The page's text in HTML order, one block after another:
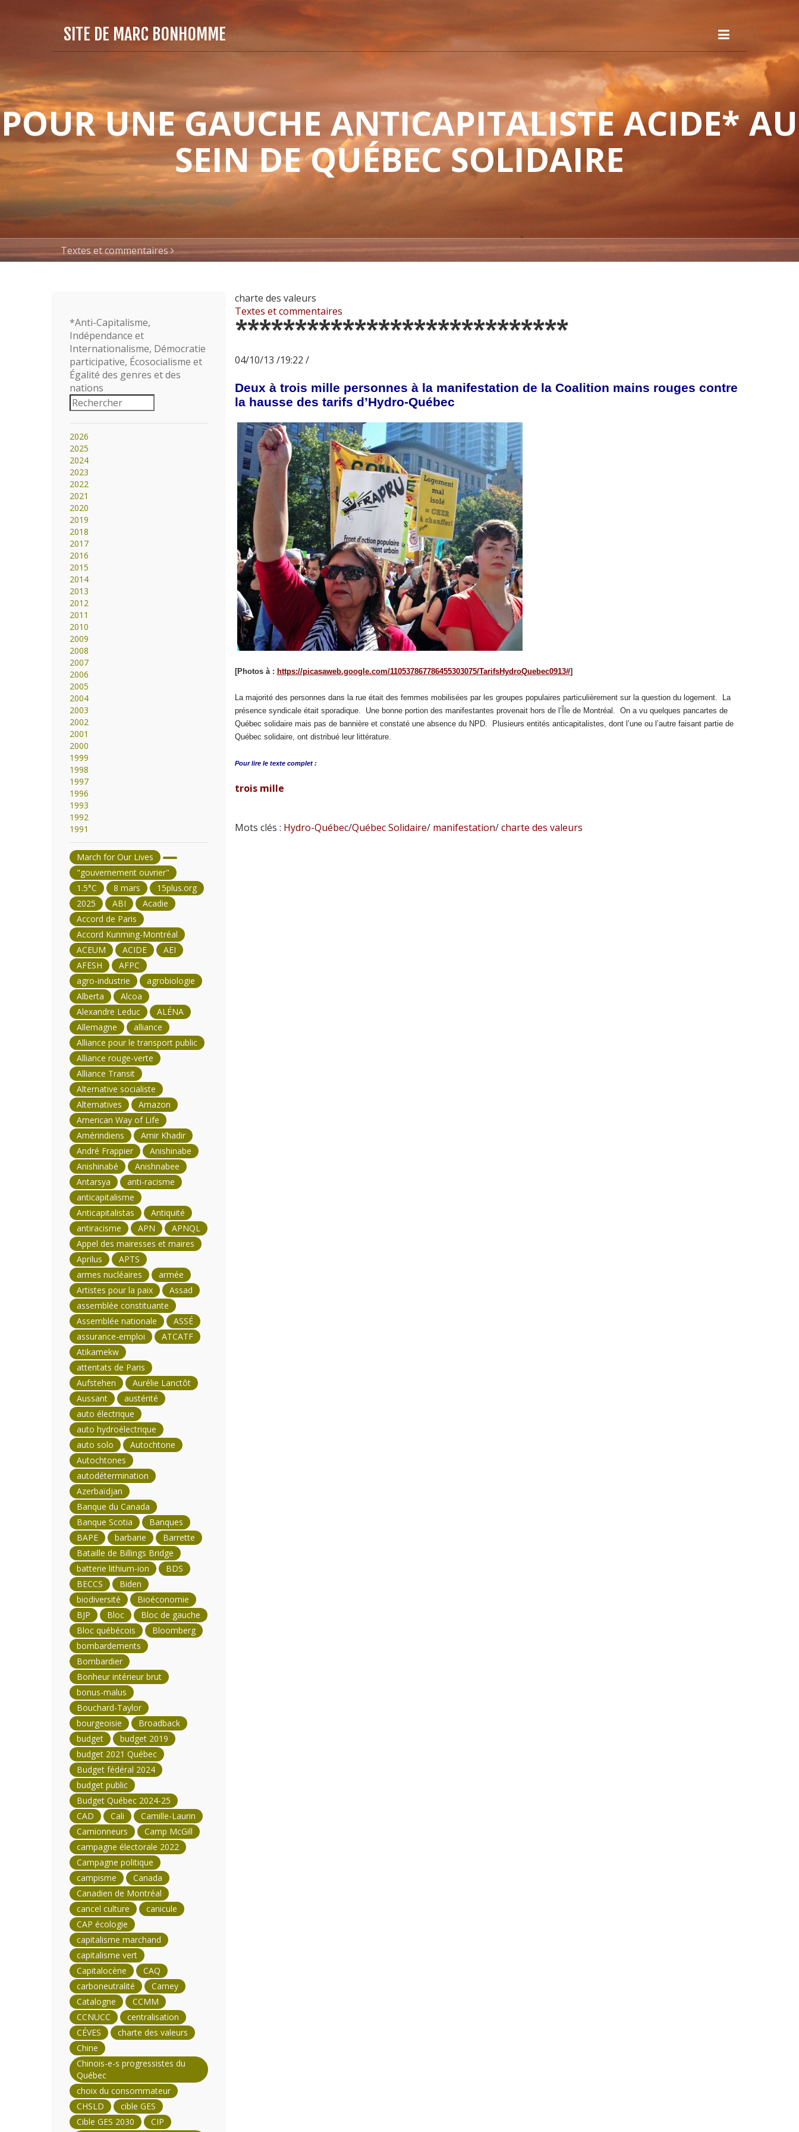
SITE DE MARC BONHOMME
POUR UNE GAUCHE ANTICAPITALISTE ACIDE* AU
SEIN DE QUÉBEC SOLIDAIRE
Textes et commentaires
charte des valeurs
Textes et commentaires
****************************
04/10/13 /19:22 /
Deux à trois mille personnes à la manifestation de la Coalition mains rouges contre
la hausse des tarifs d’Hydro-Québec
[Photos à : https://picasaweb.google.com/110537867786455303075/TarifsHydroQuebec0913#]
La majorité des personnes dans la rue était des femmes mobilisées par les groupes populaires particulièrement sur la question du logement. La
présence syndicale était sporadique. Une bonne portion des manifestantes provenait hors de l’Île de Montréal. On a vu quelques pancartes de
Québec solidaire mais pas de bannière et constaté une absence du NPD. Plusieurs entités anticapitalistes, dont l’une ou l’autre faisant partie de
Québec solidaire, ont distribué leur littérature.
Pour lire le texte complet :
trois mille
Mots clés : Hydro-Québec/Québec Solidaire/manifestation/charte des valeurs
*Anti-Capitalisme,
Indépendance et
Internationalisme, Démocratie
participative, Écosocialisme et
Égalité des genres et des
nations
2026
2025
2024
2023
2022
2021
2020
2019
2018
2017
2016
2015
2014
2013
2012
2011
2010
2009
2008
2007
2006
2005
2004
2003
2002
2001
2000
1999
1998
1997
1996
1993
1992
1991
March for Our Lives
"gouvernement ouvrier"
1.5°C
8 mars
15plus.org
2025
ABI
Acadie
Accord de Paris
Accord Kunming-Montréal
ACEUM
ACIDE
AEI
AFESH
AFPC
agro-industrie
agrobiologie
Alberta
Alcoa
Alexandre Leduc
ALÉNA
Allemagne
alliance
Alliance pour le transport public
Alliance rouge-verte
Alliance Transit
Alternative socialiste
Alternatives
Amazon
American Way of Life
Amérindiens
Amir Khadir
André Frappier
Anishinabe
Anishinabé
Anishnabee
Antarsya
anti-racisme
anticapitalisme
Anticapitalistas
Antiquité
antiracisme
APN
APNQL
Appel des mairesses et maires
Aprilus
APTS
armes nucléaires
armée
Artistes pour la paix
Assad
assemblée constituante
Assemblée nationale
ASSÉ
assurance-emploi
ATCATF
Atikamekw
attentats de Paris
Aufstehen
Aurélie Lanctôt
Aussant
austérité
auto électrique
auto hydroélectrique
auto solo
Autochtone
Autochtones
autodétermination
Azerbaïdjan
Banque du Canada
Banque Scotia
Banques
BAPE
barbarie
Barrette
Bataille de Billings Bridge
batterie lithium-ion
BDS
BECCS
Biden
biodiversité
Bioéconomie
BJP
Bloc
Bloc de gauche
Bloc québécois
Bloomberg
bombardements
Bombardier
Bonheur intérieur brut
bonus-malus
Bouchard-Taylor
bourgeoisie
Broadback
budget
budget 2019
budget 2021 Québec
Budget fédéral 2024
budget public
Budget Québec 2024-25
CAD
Cali
Camille-Laurin
Camionneurs
Camp McGill
campagne électorale 2022
Campagne politique
campisme
Canada
Canadien de Montréal
cancel culture
canicule
CAP écologie
capitalisme marchand
capitalisme vert
Capitalocène
CAQ
carboneutralité
Carney
Catalogne
CCMM
CCNUCC
centralisation
CÉVES
charte des valeurs
Chine
Chinois-e-s progressistes du
Québec
choix du consommateur
CHSLD
cible GES
Cible GES 2030
CIP